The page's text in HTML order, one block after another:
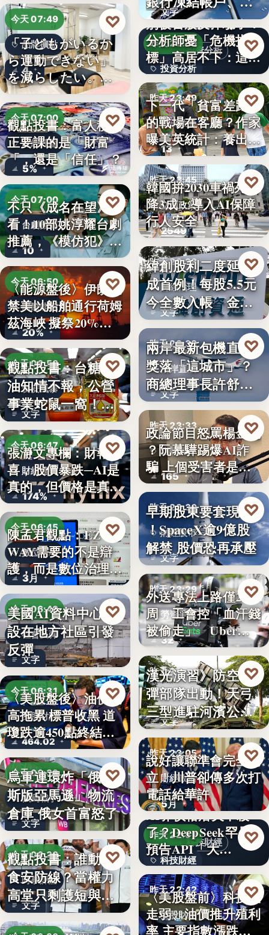
今天 07:49
品牌擴點
4
「子どもがいるか
ら運動できない」
を減らしたい。埼
玉県戸田…
♡
今天 07:00
財經評論
5%
觀點投書：富人稅真
正要課的是「財富
「，還是「信任」？
♡
今天 07:00
台劇推薦
10
不只《成名在望》好
看！10部姚淳耀台劇
推薦，《模仿犯》
變…
♡
今天 06:50
國際能源
20%
〈能源盤後〉伊朗擬
禁美以船舶通行荷姆
茲海峽 擬祭20%
貨…
♡
今天 06:50
食安風暴
文字
觀點投書：台糖毒
油知情不報，公營
事業蛇鼠一窩！人
民何堪？
♡
今天 06:47
財經趨勢
174%
張瀞文專欄：財報報
喜，股價暴跌─AI是
真的，但價格是真
的…
♡
今天 06:45
數位治理
3月
陳孟君觀點：EZ
WAY需要的不是辯
護，而是數位治理的
升…
♡
今天 06:40
社會反彈
文字
美國AI資料中心建
設在地方社區引發
反彈
♡
今天 06:31
美股財經
464.02
〈美股盤後〉油價走
高拖累 標普收黑 道
瓊跌逾450點終結…
♡
今天 06:30
俄烏戰爭
文字
烏軍連環炸「俄羅
斯版亞馬遜」物流
倉庫 俄女首富怒了
♡
今天 06:30
時事評論
文字
觀點投書：誰動了
食安防線？當權力
高堂只剩護短與卸
責
♡
文字
商急…
投資分析
昨天 23:59
投資分析
4.63%
別被台股反彈騙了？
分析師憂「危機指
標」高居不下：這次
一殺…
♡
昨天 23:49
親子教養
13
下一代「貧富差距」
的戰場在客廳？作家
曝美英統計：養出高
學…
♡
昨天 23:45
交通政策
2549
韓國拚2030車禍死亡
降3成 導入AI保障
行人安全
♡
昨天 23:38
財經治理
文字
緯創股利二度延發
成首例！每股5.5元
今全數入帳 金管
會曝…
♡
昨天 23:38
兩岸直航
文字
兩岸最新包機直航
獎落「這城市」？
商總理事長許舒博
透露8月…
♡
昨天 23:33
詐騙警示
165
政論節目怒罵楊金龍
？阮慕驊踢爆AI詐
騙 上個受害者是
「這…
♡
昨天 23:30
財經股市
文字
早期股東要套現了
！SpaceX逾9億股
解禁 股價恐再承壓
♡
昨天 23:29
勞資爭議
32
外送專法上路僅2
周 工會控「血汗錢
被偷走」 Uber…
♡
昨天 23:13
軍事演習
文字
漢光演習》防空飛
彈部隊出動！天弓
三型進駐河濱公
園 實地探…
♡
昨天 23:05
財經政治
5月
說好讓聯準會完全獨
立！川普卻傳多次打
電話給華許
♡
科技財經
昨天 22:51
科技財經
0.02
AI界價格屠夫不殺
了？DeepSeek罕見
預告API「大…
♡
昨天 22:42
美股財經
〈美股盤前〉科技股
走弱、油價推升殖利
率 主要指數漲跌互
♡